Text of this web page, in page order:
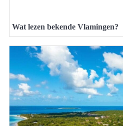
Wat lezen bekende Vlamingen?